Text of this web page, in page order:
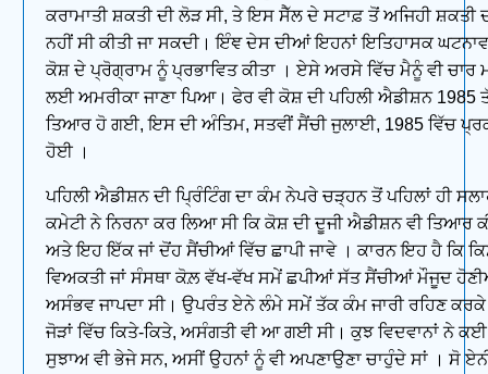
ਕਰਾਮਾਤੀ ਸ਼ਕਤੀ ਦੀ ਲੋੜ ਸੀ, ਤੇ ਇਸ ਸੈੱਲ ਦੇ ਸਟਾਫ਼ ਤੋਂ ਅਜਿਹੀ ਸ਼ਕਤੀ
ਨਹੀਂ ਸੀ ਕੀਤੀ ਜਾ ਸਕਦੀ। ਇੰਞ ਦੇਸ ਦੀਆਂ ਇਹਨਾਂ ਇਤਿਹਾਸਕ
ਕੋਸ਼ ਦੇ ਪ੍ਰੋਗ੍ਰਾਮ ਨੂੰ ਪ੍ਰਭਾਵਿਤ ਕੀਤਾ । ਏਸੇ ਅਰਸੇ ਵਿੱਚ ਮੈਨੂੰ ਵੀ ਚਾਰ
ਲਈ ਅਮਰੀਕਾ ਜਾਣਾ ਪਿਆ। ਫੇਰ ਵੀ ਕੋਸ਼ ਦੀ ਪਹਿਲੀ ਐਡੀਸ਼ਨ 1985
ਤਿਆਰ ਹੋ ਗਈ, ਇਸ ਦੀ ਅੰਤਿਮ, ਸਤਵੀਂ ਸੈਂਚੀ ਜੁਲਾਈ, 1985 ਵਿੱਚ
ਹੋਈ ।
ਪਹਿਲੀ ਐਡੀਸ਼ਨ ਦੀ ਪ੍ਰਿੰਟਿੰਗ ਦਾ ਕੰਮ ਨੇਪਰੇ ਚੜ੍ਹਨ ਤੋਂ ਪਹਿਲਾਂ ਹੀ
ਕਮੇਟੀ ਨੇ ਨਿਰਨਾ ਕਰ ਲਿਆ ਸੀ ਕਿ ਕੋਸ਼ ਦੀ ਦੂਜੀ ਐਡੀਸ਼ਨ ਵੀ ਤਿਆਰ
ਅਤੇ ਇਹ ਇੱਕ ਜਾਂ ਦੋਂਹ ਸੈਂਚੀਆਂ ਵਿੱਚ ਛਾਪੀ ਜਾਵੇ । ਕਾਰਨ ਇਹ ਹੈ ਕਿ
ਵਿਅਕਤੀ ਜਾਂ ਸੰਸਥਾ ਕੋਲ਼ ਵੱਖ-ਵੱਖ ਸਮੇਂ ਛਪੀਆਂ ਸੱਤ ਸੈਂਚੀਆਂ ਮੌਜੂਦ
ਅਸੰਭਵ ਜਾਪਦਾ ਸੀ। ਉਪਰੰਤ ਏਨੇ ਲੰਮੇ ਸਮੇਂ ਤੱਕ ਕੰਮ ਜਾਰੀ ਰਹਿਣ
ਜੋੜਾਂ ਵਿੱਚ ਕਿਤੇ-ਕਿਤੇ, ਅਸੰਗਤੀ ਵੀ ਆ ਗਈ ਸੀ। ਕੁਝ ਵਿਦਵਾਨਾਂ ਨੇ ਕਈ
ਸੁਝਾਅ ਵੀ ਭੇਜੇ ਸਨ, ਅਸੀਂ ਉਹਨਾਂ ਨੂੰ ਵੀ ਅਪਣਾਉਣਾ ਚਾਹੁੰਦੇ ਸਾਂ । ਸੋ